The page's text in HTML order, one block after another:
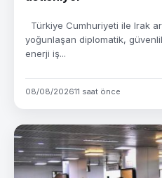
Türkiye Cumhuriyeti ile Irak
yoğunlaşan diplomatik,
enerji iş...
08/08/202611 saat önce